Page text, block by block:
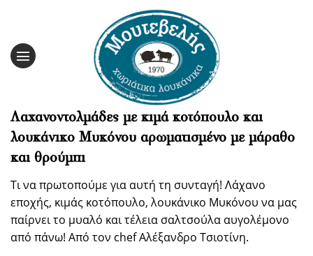
content
Λαχανοντολμάδες με κιμά κοτόπουλο και
λουκάνικο Μυκόνου αρωματισμένο με μάραθο
και θρούμπι
Τι να πρωτοπούμε για αυτή τη συνταγή! Λάχανο
εποχής, κιμάς κοτόπουλο, λουκάνικο Μυκόνου να μας
παίρνει το μυαλό και τέλεια σαλτσούλα αυγολέμονο
από πάνω! Από τον chef Αλέξανδρο Τσιοτίνη.